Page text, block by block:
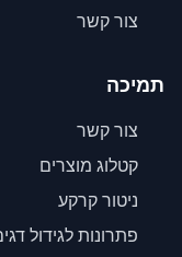
צור קשר
תמיכה
צור קשר
קטלוג מוצרים
ניטור קרקע
פתרונות לגידול